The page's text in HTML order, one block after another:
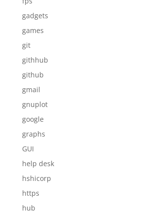
gadgets
games
git
githhub
github
gmail
gnuplot
google
graphs
GUI
help desk
hshicorp
https
hub